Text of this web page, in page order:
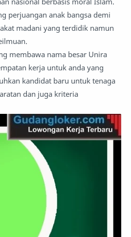
perjuangan anak bangsa demi
madani yang terdidik namun
membawa nama besar Unira
kerja untuk anda yang
kandidat baru untuk tenaga
dan juga kriteria